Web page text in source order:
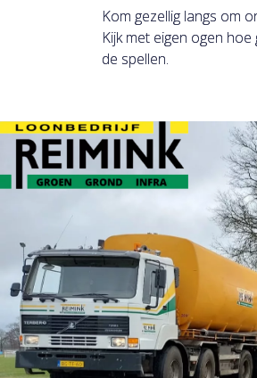
Kom gezellig langs om
Kijk met eigen ogen
de spellen.